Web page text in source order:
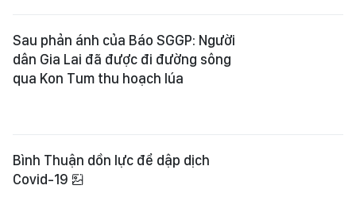
Sau phản ánh của Báo SGGP: Người
dân Gia Lai đã được đi đường sông
qua Kon Tum thu hoạch lúa
Bình Thuận dồn lực để dập dịch
Covid-19